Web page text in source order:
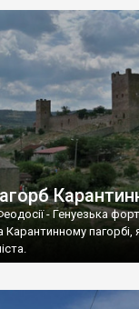
- Генуезька
Карантинному пагорбі,